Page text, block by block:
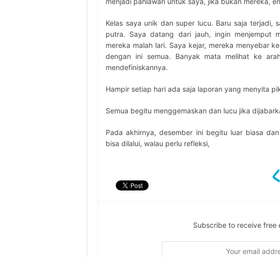
Kelas saya unik dan super lucu. Baru saja terjadi,
putra. Saya datang dari jauh, ingin menjemput
mereka malah lari. Saya kejar, mereka menyebar
dengan ini semua. Banyak mata melihat ke
mendefiniskannya.
Hampir setiap hari ada saja laporan yang menyita
Semua begitu menggemaskan dan lucu jika
Pada akhirnya, desember ini begitu luar biasa
bisa dilalui, walau perlu refleksi,
Subscribe to receive free